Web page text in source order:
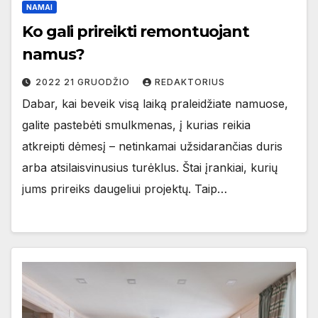
NAMAI
Ko gali prireikti remontuojant
namus?
2022 21 GRUODŽIO REDAKTORIUS
Dabar, kai beveik visą laiką praleidžiate namuose,
galite pastebėti smulkmenas, į kurias reikia
atkreipti dėmesį – netinkamai užsidarančias duris
arba atsilaisvinusius turėklus. Štai įrankiai, kurių
jums prireiks daugeliui projektų. Taip…